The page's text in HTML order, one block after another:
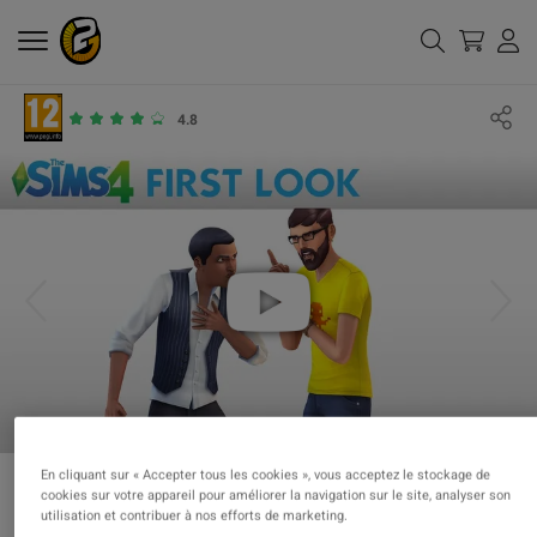
4.8
En cliquant sur « Accepter tous les cookies », vous acceptez le stockage de
cookies sur votre appareil pour améliorer la navigation sur le site, analyser son
utilisation et contribuer à nos efforts de marketing.